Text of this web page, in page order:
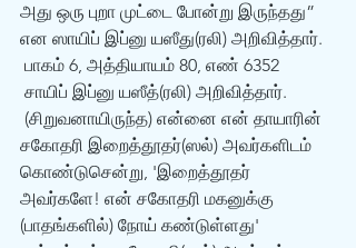
அது ஒரு புறா முட்டை போன்று இருந்தது”
என ஸாயிப் இப்னு யஸீது(ரலி) அறிவித்தார்.
பாகம் 6, அத்தியாயம் 80, எண் 6352
சாயிப் இப்னு யஸீத்(ரலி) அறிவித்தார்.
சகோதரி இறைத்தூதர்(ஸல்) அவர்களிடம்
கொண்டுசென்று, 'இறைத்தூதர்
அவர்களே! என் சகோதரி மகனுக்கு
(பாதங்களில்) நோய் கண்டுள்ளது'